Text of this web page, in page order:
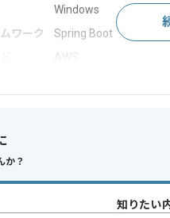
Windows
ワーク
Spring Boot
AWS
か？
知りたい